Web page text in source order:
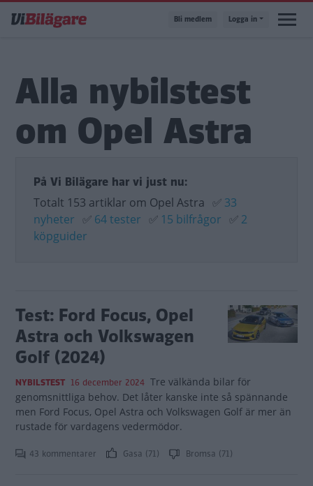
till
Bli medlem Logga in
Alla nybilstest
om Opel Astra
På Vi Bilägare har vi just nu:
Totalt 153 artiklar om Opel Astra ✅ 33
nyheter ✅ 64 tester ✅ 15 bilfrågor ✅ 2
köpguider
Test: Ford Focus, Opel
Astra och Volkswagen
Golf (2024)
NYBILSTEST 16 december 2024 Tre välkända bilar för
genomsnittliga behov. Det låter kanske inte så spännande
men Ford Focus, Opel Astra och Volkswagen Golf är mer än
rustade för vardagens vedermödor.
43 kommentarer Gasa (71) Bromsa (71)